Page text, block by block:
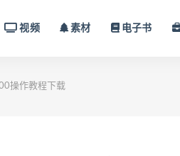
视频 素材 电子书
操作教程下载